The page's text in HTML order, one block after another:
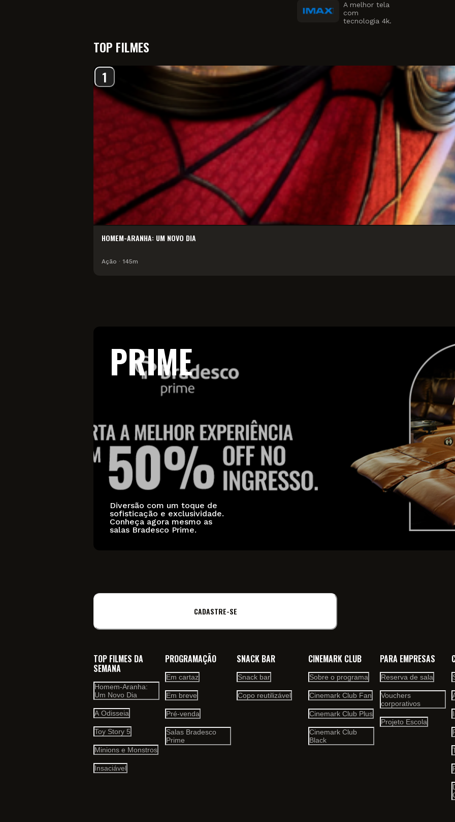
A melhor tela
com
tecnologia 4k.
TOP FILMES
1
HOMEM-ARANHA: UM NOVO DIA
Ação ∙ 145m
PRIME
Diversão com um toque de
sofisticação e exclusividade.
Conheça agora mesmo as
salas Bradesco Prime.
CADASTRE-SE
TOP FILMES DA
SEMANA
Homem-Aranha:
Um Novo Dia
A Odisseia
Toy Story 5
Minions e Monstros
Insaciável
PROGRAMAÇÃO
Em cartaz
Em breve
Pré-venda
Salas Bradesco
Prime
SNACK BAR
Snack bar
Copo reutilizável
CINEMARK CLUB
Sobre o programa
Cinemark Club Fan
Cinemark Club Plus
Cinemark Club
Black
PARA EMPRESAS
Reserva de sala
Vouchers
corporativos
Projeto Escola